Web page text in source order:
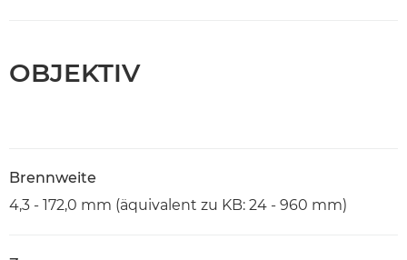
OBJEKTIV
Brennweite
4,3 - 172,0 mm (äquivalent zu KB: 24 - 960 mm)